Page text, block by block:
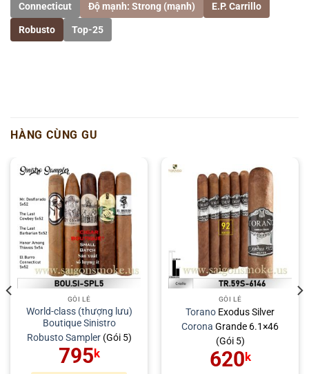
Connecticut Độ mạnh: Strong (mạnh) E.P. Carrillo
Robusto Top-25
HÀNG CÙNG GU
GÓI LẺ
World-class (thượng lưu)
Boutique Sinistro
Robusto Sampler(Gói 5)
795k
GÓI LẺ
Torano Exodus Silver
Corona Grande 6.1×46
(Gói 5)
620 k